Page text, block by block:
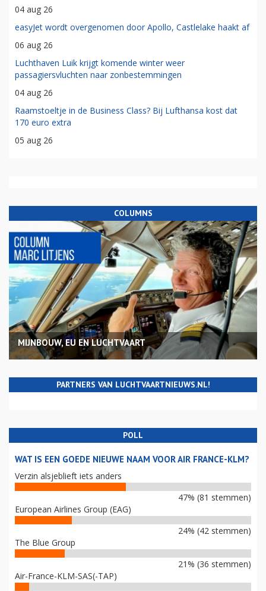
04 aug 26
easyJet wordt overgenomen door Apollo, Castlelake haakt af
06 aug 26
Luchthaven Luik krijgt komende winter weer
passagiersvluchten naar zonbestemmingen
04 aug 26
Raamstoeltje in de Business Class? Bij Lufthansa kost dat
170 euro extra
05 aug 26
COLUMNS
MIJNBOUW, EU EN LUCHTVAART
PARTNERS VAN LUCHTVAARTNIEUWS.NL!
POLL
WAT IS EEN GOEDE NIEUWE NAAM VOOR AIR FRANCE-KLM?
Verzin alsjeblieft iets anders
47% (81 stemmen)
European Airlines Group (EAG)
24% (42 stemmen)
The Blue Group
21% (36 stemmen)
Air-France-KLM-SAS(-TAP)